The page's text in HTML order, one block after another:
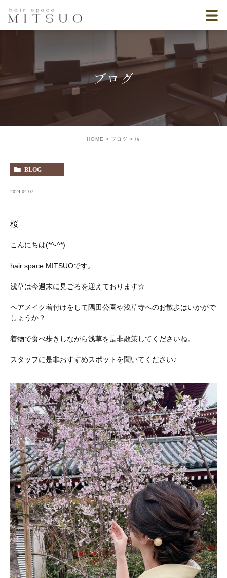
ブログ
HOME ブログ 桜
BLOG
2024.04.07
桜
こんにちは(*^-^*)
hair space MITSUOです。
浅草は今週末に見ごろを迎えております☆
ヘアメイク着付けをして隅田公園や浅草寺へのお散歩はいかがで
しょうか？
着物で食べ歩きしながら浅草を是非散策してくださいね。
スタッフに是非おすすめスポットを聞いてください♪